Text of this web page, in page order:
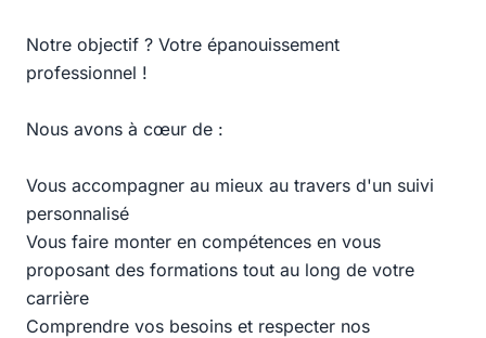
Notre objectif ? Votre épanouissement
professionnel !
Nous avons à cœur de :
Vous accompagner au mieux au travers d'un suivi
personnalisé
Vous faire monter en compétences en vous
proposant des formations tout au long de votre
carrière
Comprendre vos besoins et respecter nos